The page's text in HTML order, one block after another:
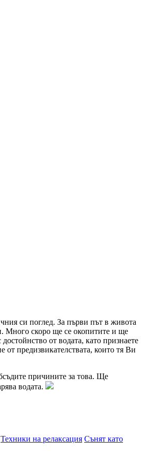
си поглед. За първи път в живота
Много скоро ще се окопитите и ще
от водата, като признаете
предизвикателствата, които тя Ви
причините за това. Ще
водата.
Техники на релаксация Сънят като